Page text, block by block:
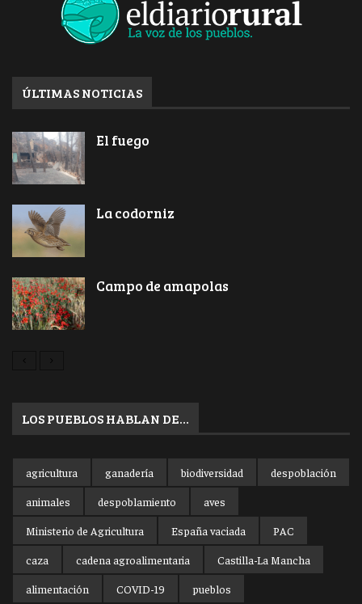
ÚLTIMAS NOTICIAS
El fuego
La codorniz
Campo de amapolas
LOS PUEBLOS HABLAN DE…
agricultura ganadería biodiversidad
despoblación
animales
despoblamiento
aves
Ministerio de Agricultura
España vaciada
PAC
caza
cadena agroalimentaria
Castilla-La Mancha
alimentación
COVID-19 pueblos